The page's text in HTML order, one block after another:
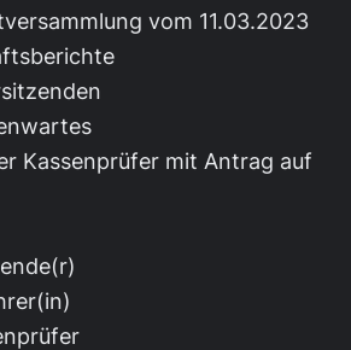
vom 11.03.2023
Kassenprüfer mit Antrag auf